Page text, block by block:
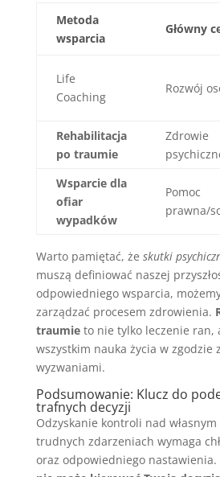
Metoda
wsparcia
Główny
Life
Coaching
Rozwój
Rehabilitacja
po traumie
Zdrowie
Wsparcie dla
ofiar
wypadków
Pomoc
prawna/
Warto pamiętać, że skutki
muszą definiować naszej
odpowiedniego wsparcia,
zarządzać procesem zdrowienia.
traumieto nie tylko leczenie ran,
wszystkim nauka życia w zgodzie
wyzwaniami.
Podsumowanie: Klucz do
trafnych decyzji
Odzyskanie kontroli nad
trudnych zdarzeniach wymaga
oraz odpowiedniego nastawienia.